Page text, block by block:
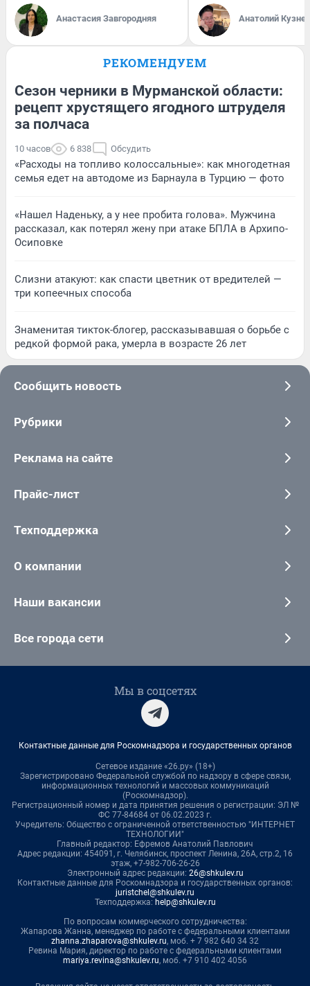
Анастасия Завгородняя Анатолий
РЕКОМЕНДУЕМ
Сезон черники в Мурманской области:
рецепт хрустящего ягодного штруделя
за полчаса
10 часов 6 838 Обсудить
«Расходы на топливо колоссальные»: как многодетная
семья едет на автодоме из Барнаула в Турцию — фото
«Нашел Наденьку, а у нее пробита голова». Мужчина
рассказал, как потерял жену при атаке БПЛА в Архипо-
Осиповке
Слизни атакуют: как спасти цветник от вредителей —
три копеечных способа
Знаменитая тикток-блогер, рассказывавшая о борьбе с
редкой формой рака, умерла в возрасте 26 лет
Сообщить новость
Рубрики
Реклама на сайте
Прайс-лист
Техподдержка
О компании
Наши вакансии
Все города сети
Мы в соцсетях
Контактные данные для Роскомнадзора и государственных органов
Сетевое издание «26.ру» (18+)
Зарегистрировано Федеральной службой по надзору в сфере связи,
информационных технологий и массовых коммуникаций
(Роскомнадзор).
Регистрационный номер и дата принятия решения о регистрации: ЭЛ №
ФС 77-84684 от 06.02.2023 г.
Учредитель: Общество с ограниченной ответственностью "ИНТЕРНЕТ
ТЕХНОЛОГИИ"
Главный редактор: Ефремов Анатолий Павлович
Адрес редакции: 454091, г. Челябинск, проспект Ленина, 26А, стр.2, 16
этаж, +7-982-706-26-26
Электронный адрес редакции: 26@shkulev.ru
Контактные данные для Роскомнадзора и государственных органов:
juristchel@shkulev.ru
Техподдержка: help@shkulev.ru
По вопросам коммерческого сотрудничества:
Жапарова Жанна, менеджер по работе с федеральными клиентами
zhanna.zhaparova@shkulev.ru, моб. + 7 982 640 34 32
Ревина Мария, директор по работе с федеральными клиентами
mariya.revina@shkulev.ru, моб. +7 910 402 4056